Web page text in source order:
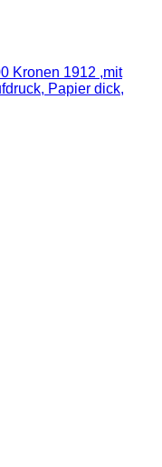
Kronen 1912 ,mit
Papier dick,